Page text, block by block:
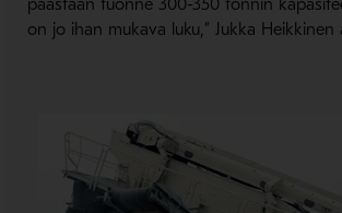
päästään tuonne 300-350 tonnin
on jo ihan mukava luku,” Jukka Heikkinen